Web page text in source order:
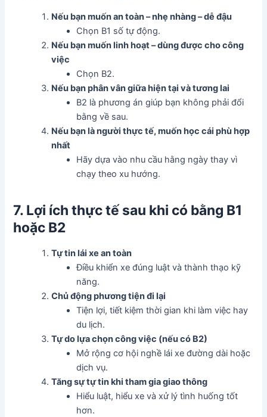
Nếu bạn muốn an toàn – nhẹ nhàng – dễ đậu
Chọn B1 số tự động.
Nếu bạn muốn linh hoạt – dùng được cho công
việc
Chọn B2.
Nếu bạn phân vân giữa hiện tại và tương lai
B2 là phương án giúp bạn không phải đổi
bằng về sau.
Nếu bạn là người thực tế, muốn học cái phù hợp
nhất
Hãy dựa vào nhu cầu hằng ngày thay vì
chạy theo xu hướng.
7. Lợi ích thực tế sau khi có bằng B1
hoặc B2
Tự tin lái xe an toàn
Điều khiển xe đúng luật và thành thạo kỹ
năng.
Chủ động phương tiện đi lại
Tiện lợi, tiết kiệm thời gian khi làm việc hay
du lịch.
Tự do lựa chọn công việc (nếu có B2)
Mở rộng cơ hội nghề lái xe đường dài hoặc
dịch vụ.
Tăng sự tự tin khi tham gia giao thông
Hiểu luật, hiểu xe và xử lý tình huống tốt
hơn.